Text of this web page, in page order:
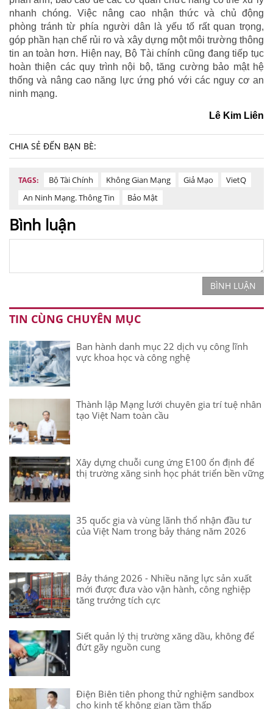
nhanh chóng. Việc nâng cao nhận thức và chủ động
phòng tránh từ phía người dân là yếu tố rất quan trọng,
góp phần hạn chế rủi ro và xây dựng một môi trường thông
tin an toàn hơn. Hiện nay, Bộ Tài chính cũng đang tiếp tục
hoàn thiện các quy trình nội bộ, tăng cường bảo mật hệ
thống và nâng cao năng lực ứng phó với các nguy cơ an
ninh mạng.
Lê Kim Liên
CHIA SẺ ĐẾN BẠN BÈ:
TAGS: Bộ Tài Chính Không Gian Mạng Giả Mạo
VietQ
An Ninh Mạng. Thông Tin
Bảo Mật
Bình luận
BÌNH LUẬN
TIN CÙNG CHUYÊN MỤC
Ban hành danh mục 22 dịch vụ công lĩnh
vực khoa học và công nghệ
Thành lập Mạng lưới chuyên gia trí tuệ nhân
tạo Việt Nam toàn cầu
Xây dựng chuỗi cung ứng E100 ổn định để
thị trường xăng sinh học phát triển bền vững
35 quốc gia và vùng lãnh thổ nhận đầu tư
của Việt Nam trong bảy tháng năm 2026
Bảy tháng 2026 - Nhiều năng lực sản xuất
mới được đưa vào vận hành, công nghiệp
tăng trưởng tích cực
Siết quản lý thị trường xăng dầu, không để
đứt gãy nguồn cung
Điện Biên tiên phong thử nghiệm sandbox
cho kinh tế không gian tầm thấp